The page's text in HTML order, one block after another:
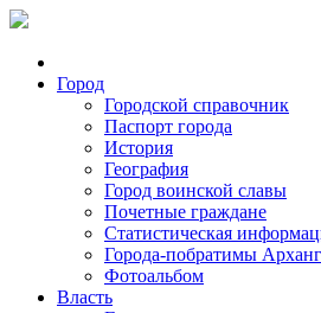
Город
Городской справочник
Паспорт города
История
География
Город воинской славы
Почетные граждане
Статистическая
Города-побратимы
Фотоальбом
Власть